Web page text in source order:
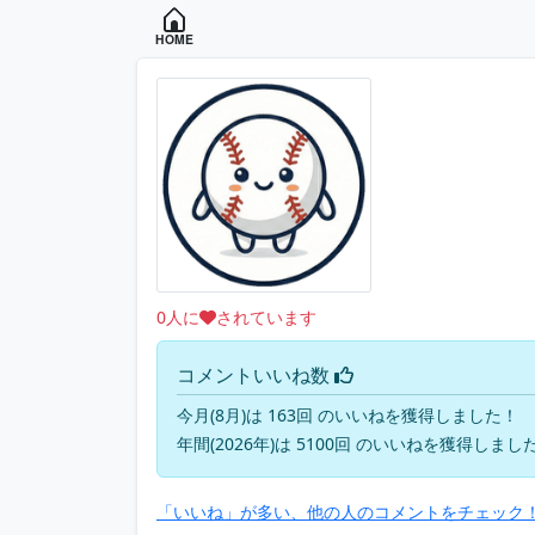
HOME
0人に されています
コメントいいね数
今月(8月)は 163回 のいいねを獲得しました！
年間(2026年)は 5100回 のいいねを獲得しまし
「いいね」が多い、他の人のコメントをチェック！